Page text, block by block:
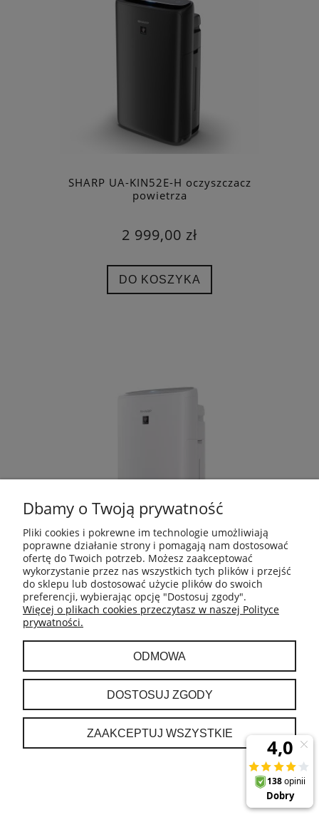
SHARP UA-KIN52E-H oczyszczacz
powietrza
2 999,00 zł
DO KOSZYKA
SHARP UA-KIN52E-W oczyszczacz
powietrza
2 999,00 zł
Dbamy o Twoją prywatność
Pliki cookies i pokrewne im technologie umożliwiają
poprawne działanie strony i pomagają nam dostosować
ofertę do Twoich potrzeb. Możesz zaakceptować
wykorzystanie przez nas wszystkich tych plików i przejść
do sklepu lub dostosować użycie plików do swoich
preferencji, wybierając opcję "Dostosuj zgody".
Więcej o plikach cookies przeczytasz w naszej Polityce
prywatności.
ODMOWA
DOSTOSUJ ZGODY
ZAAKCEPTUJ WSZYSTKIE